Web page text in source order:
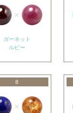
ガーネット
ルビー
8